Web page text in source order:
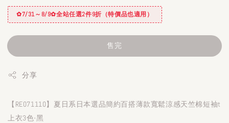
✿7/31～8/9✿全站任選2件9折（特價品也適用）
售完
分享
【RE071110】夏日系日本選品簡約百搭薄款寬鬆涼感天竺棉短袖t
上衣3色-黑